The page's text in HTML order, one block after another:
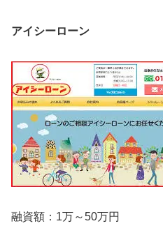
アイシーローン
融資額：1万～50万円